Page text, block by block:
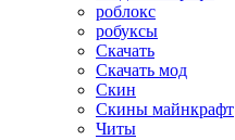
роблокс
робуксы
Скачать
Скачать мод
Скин
Скины майнкрафт
Читы